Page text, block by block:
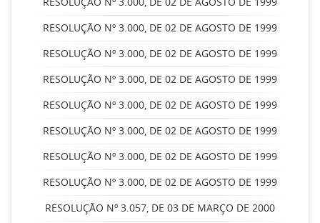
RESOLUÇÃO Nº 3.000, DE 02 DE AGOSTO DE 1999
RESOLUÇÃO Nº 3.000, DE 02 DE AGOSTO DE 1999
RESOLUÇÃO Nº 3.000, DE 02 DE AGOSTO DE 1999
RESOLUÇÃO Nº 3.000, DE 02 DE AGOSTO DE 1999
RESOLUÇÃO Nº 3.000, DE 02 DE AGOSTO DE 1999
RESOLUÇÃO Nº 3.000, DE 02 DE AGOSTO DE 1999
RESOLUÇÃO Nº 3.000, DE 02 DE AGOSTO DE 1999
RESOLUÇÃO Nº 3.057, DE 03 DE MARÇO DE 2000